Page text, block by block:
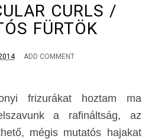
CURLS /
FÜRTÖK
ADD COMMENT
frizurákat hoztam ma
a rafináltság, az
mégis mutatós hajakat